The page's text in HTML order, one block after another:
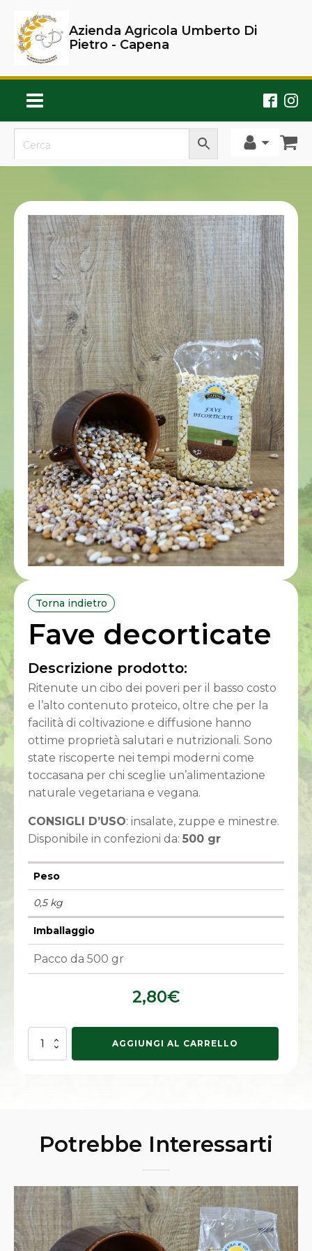
Azienda Agricola Umberto Di
Pietro - Capena
Torna indietro
Fave decorticate
Descrizione prodotto:
Ritenute un cibo dei poveri per il basso costo
e l’alto contenuto proteico, oltre che per la
facilità di coltivazione e diffusione hanno
ottime proprietà salutari e nutrizionali. Sono
state riscoperte nei tempi moderni come
toccasana per chi sceglie un’alimentazione
naturale vegetariana e vegana.
CONSIGLI D’USO: insalate, zuppe e minestre.
Disponibile in confezioni da: 500 gr
Peso
0,5 kg
Imballaggio
Pacco da 500 gr
2,80€
Fave
AGGIUNGI AL CARRELLO
Potrebbe Interessarti